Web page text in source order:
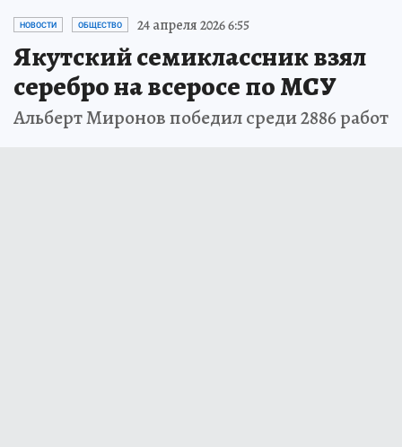
НОВОСТИ ОБЩЕСТВО 24 апреля 2026 6:55
Якутский семиклассник взял
серебро на всеросе по МСУ
Альберт Миронов победил среди 2886 работ